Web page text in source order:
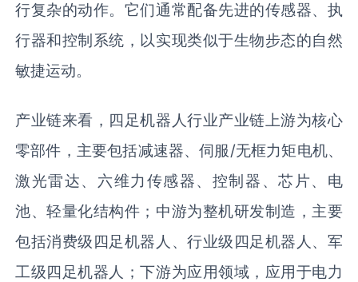
行复杂的动作。它们通常配备先进的传感器、执
行器和控制系统，以实现类似于生物步态的自然
敏捷运动。
产业链来看，四足机器人行业产业链上游为核心
零部件，主要包括减速器、伺服/无框力矩电机、
激光雷达、六维力传感器、控制器、芯片、电
池、轻量化结构件；中游为整机研发制造，主要
包括消费级四足机器人、行业级四足机器人、军
工级四足机器人；下游为应用领域，应用于电力